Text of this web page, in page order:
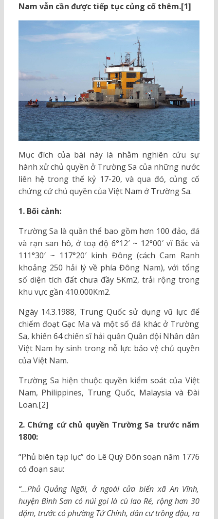
Nam vẫn cần được tiếp tục củng cố thêm.[1]
Mục đích của bài này là nhằm nghiên cứu sự
hành xử chủ quyền ở Trường Sa của những nước
liên hệ trong thế kỷ 17-20, và qua đó, củng cố
chứng cứ chủ quyền của Việt Nam ở Trường Sa.
1. Bối cảnh:
Trường Sa là quần thể bao gồm hơn 100 đảo, đá
và rạn san hô, ở toạ độ 6°12′ ~ 12°00′ vĩ Bắc và
111°30′ ~ 117°20′ kinh Đông (cách Cam Ranh
khoảng 250 hải lý về phía Đông Nam), với tổng
số diện tích đất chưa đầy 5Km2, trải rộng trong
khu vực gần 410.000Km2.
Ngày 14.3.1988, Trung Quốc sử dụng vũ lực để
chiếm đoạt Gạc Ma và một số đá khác ở Trường
Sa, khiến 64 chiến sĩ hải quân Quân đội Nhân dân
Việt Nam hy sinh trong nỗ lực bảo vệ chủ quyền
của Việt Nam.
Trường Sa hiện thuộc quyền kiểm soát của Việt
Nam, Philippines, Trung Quốc, Malaysia và Đài
Loan.[2]
2. Chứng cứ chủ quyền Trường Sa trước năm
1800:
“Phủ biên tạp lục” do Lê Quý Đôn soạn năm 1776
có đoạn sau:
“…Phủ Quảng Ngãi, ở ngoài cửa biển xã An Vĩnh,
huyện Bình Sơn có núi gọi là cù lao Ré, rộng hơn 30
dặm, trước có phường Tứ Chính, dân cư trồng đậu, ra